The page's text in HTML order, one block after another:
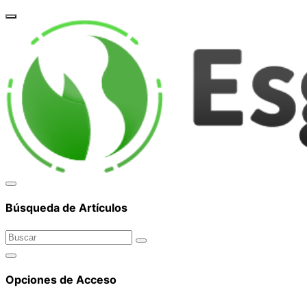
Búsqueda de Artículos
Opciones de Acceso